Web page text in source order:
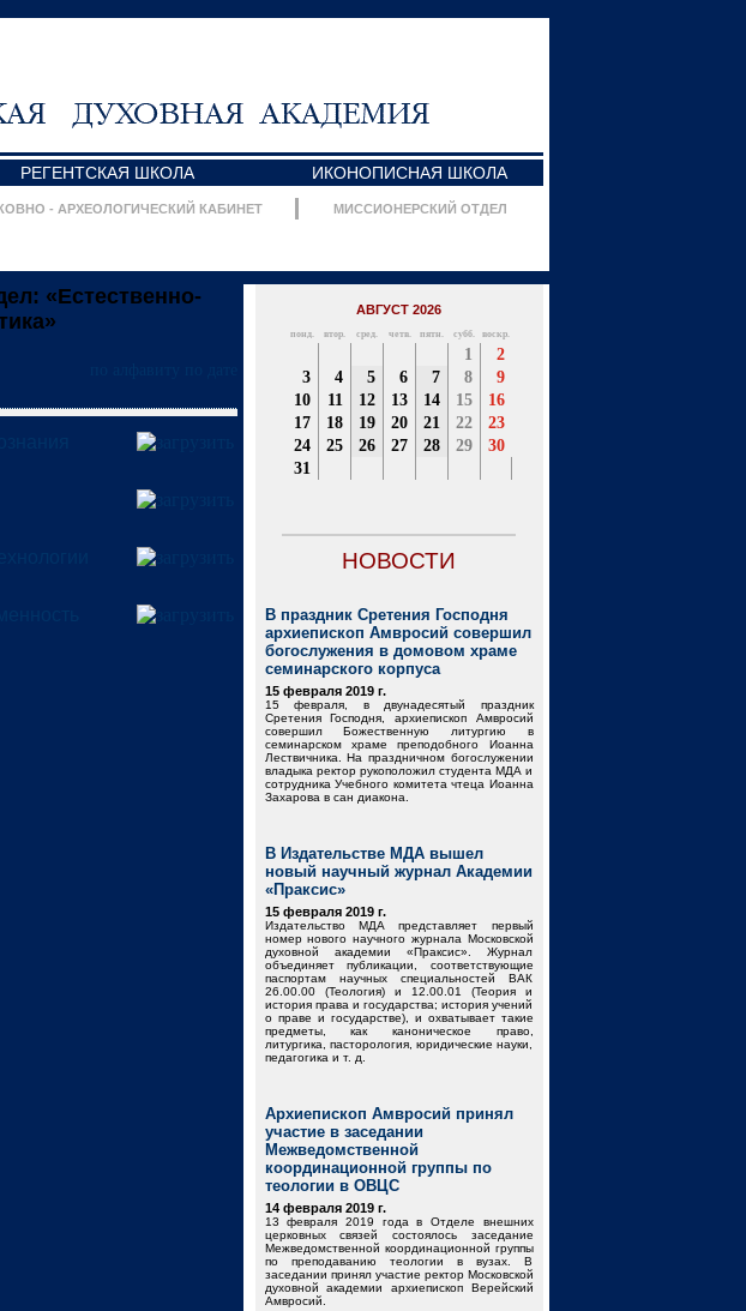
РЕГЕНТСКАЯ ШКОЛА ИКОНОПИСНАЯ ШКОЛА
- АРХЕОЛОГИЧЕСКИЙ КАБИНЕТ МИССИОНЕРСКИЙ ОТДЕЛ
«Естественно-
АВГУСТ 2026
понд. втор. сред. четв. пятн. субб. воскр.
1
2
3
4 5 6 7 8
9
10
11 12 13 14 15
16
17
18 19 20 21 22
23
24
25 26 27 28 29
30
31
НОВОСТИ
В праздник Сретения Господня
архиепископ Амвросий совершил
богослужения в домовом храме
семинарского корпуса
15 февраля 2019 г.
15 февраля, в двунадесятый праздник
Сретения Господня, архиепископ Амвросий
совершил Божественную литургию в
семинарском храме преподобного Иоанна
Лествичника. На праздничном богослужении
владыка ректор рукоположил студента МДА и
сотрудника Учебного комитета чтеца Иоанна
Захарова в сан диакона.
В Издательстве МДА вышел
новый научный журнал Академии
«Праксис»
15 февраля 2019 г.
Издательство МДА представляет первый
номер нового научного журнала Московской
духовной академии «Праксис». Журнал
объединяет публикации, соответствующие
паспортам научных специальностей ВАК
26.00.00 (Теология) и 12.00.01 (Теория и
история права и государства; история учений
о праве и государстве), и охватывает такие
предметы, как каноническое право,
литургика, пасторология, юридические науки,
педагогика и т. д.
Архиепископ Амвросий принял
участие в заседании
Межведомственной
координационной группы по
теологии в ОВЦС
14 февраля 2019 г.
13 февраля 2019 года в Отделе внешних
церковных связей состоялось заседание
Межведомственной координационной группы
по преподаванию теологии в вузах. В
заседании принял участие ректор Московской
духовной академии архиепископ Верейский
Амвросий.